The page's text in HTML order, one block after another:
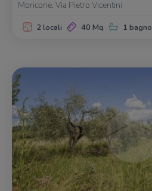
Moricone, Via Pietro Vicentini
2 locali 40 Mq 1 bagno